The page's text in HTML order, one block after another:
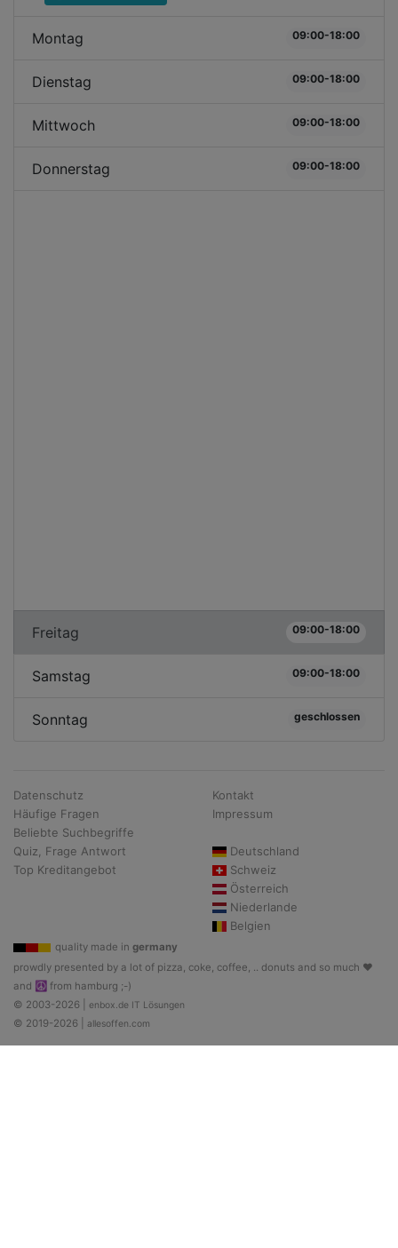
Montag 09:00-18:00
Dienstag 09:00-18:00
Mittwoch 09:00-18:00
Donnerstag 09:00-18:00
Freitag 09:00-18:00
Samstag 09:00-18:00
Sonntag geschlossen
Datenschutz
Häufige Fragen
Beliebte Suchbegriffe
Quiz, Frage Antwort
Top Kreditangebot
Kontakt
Impressum
Deutschland
Schweiz
Österreich
Niederlande
Belgien
quality made in germany
prowdly presented by a lot of pizza, coke, coffee, .. donuts and so much ♥
and ☮ from hamburg ;-)
© 2003-2026 | enbox.de IT Lösungen
© 2019-2026 | allesoffen.com